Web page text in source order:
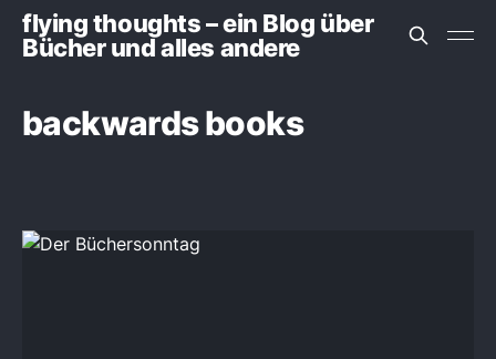
flying thoughts – ein Blog über
Bücher und alles andere
backwards books